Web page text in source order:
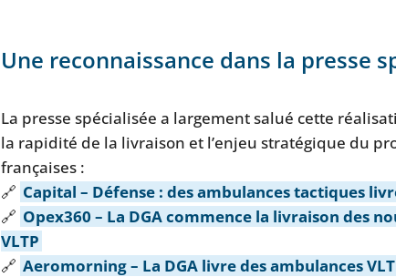
Une reconnaissance dans la presse
La presse spécialisée a largement salué cette
la rapidité de la livraison et l’enjeu stratégique du
françaises :
🔗 Capital – Défense : des ambulances tactiques
🔗 Opex360 – La DGA commence la livraison des
VLTP
🔗 Aeromorning – La DGA livre des ambulances